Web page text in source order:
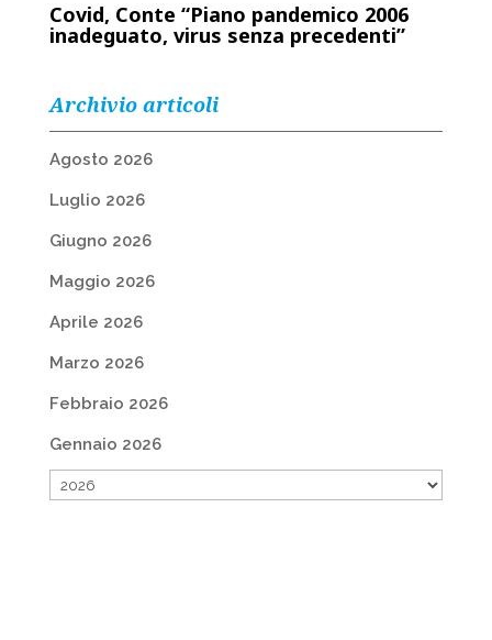
Covid, Conte “Piano pandemico 2006
inadeguato, virus senza precedenti”
Archivio articoli
Agosto 2026
Luglio 2026
Giugno 2026
Maggio 2026
Aprile 2026
Marzo 2026
Febbraio 2026
Gennaio 2026